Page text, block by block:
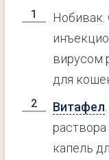
вирусом
для
Витафел
капель